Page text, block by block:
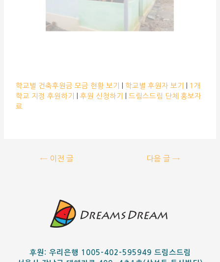
학교별 건축후원금 모금 현황 보기 |학교별 후원자 보기
1개
학교 지정 후원하기
|후원 신청하기 |드림스드림 단체 홍보자
료
←이전 글 다음 글→
후원: 우리은행 1005-402-595949 드림스드림